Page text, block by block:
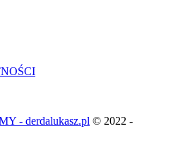
- derdalukasz.pl © 2022 -